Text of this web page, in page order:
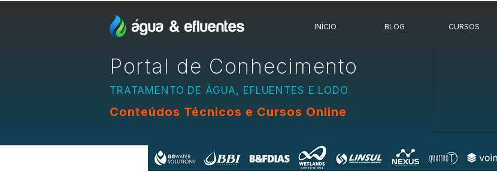
INÍCIO BLOG CURSOS
Portal de Conhecimento
TRATAMENTO DE ÁGUA, EFLUENTES E LODO
Conteúdos Técnicos e Cursos Online